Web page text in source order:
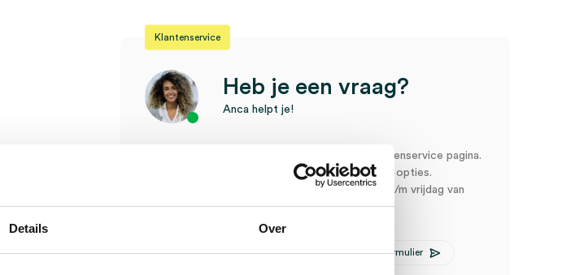
Details Over
Klantenservice
Heb je een vraag?
Anca helpt je!
Vind je antwoord snel en makkelijk op onze klantenservice pagina.
Of contacteer ons via een van de onderstaande opties.
Onze klantenservice is bereikbaar van maandag t/m vrijdag van
08:30 tot 17:00
Bel Anca E-mail Anca Contactformulier